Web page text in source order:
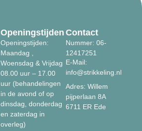
Contact
Nummer: 06-
12417251
E-Mail:
info@strikkeling.nl
Adres: Willem
pijperlaan 8A
6711 ER Ede
Openingstijden
Openingstijden:
Maandag ,
Woensdag & Vrijdag
08.00 uur – 17.00
uur (behandelingen
in de avond of op
dinsdag, donderdag
en zaterdag in
overleg)